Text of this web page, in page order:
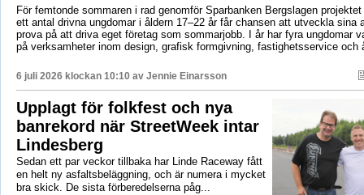
För femtonde sommaren i rad genomför Sparbanken Bergslagen
ett antal drivna ungdomar i åldern 17–22 år får chansen att utveckla sina
prova på att driva eget företag som sommarjobb. I år har fyra ungdomar
på verksamheter inom design, grafisk formgivning, fastighetsservice och
6 juli 2026 klockan 10:10 av Jennie Einarsson
Upplagt för folkfest och nya
banrekord när StreetWeek intar
Lindesberg
Sedan ett par veckor tillbaka har Linde Raceway fått
en helt ny asfaltsbeläggning, och är numera i mycket
bra skick. De sista förberedelserna påg...